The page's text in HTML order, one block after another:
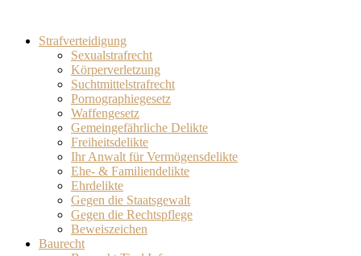
Strafverteidigung
Sexualstrafrecht
Körperverletzung
Suchtmittelstrafrecht
Pornographiegesetz
Waffengesetz
Gemeingefährliche Delikte
Freiheitsdelikte
Ihr Anwalt für Vermögensdelikte
Ehe- & Familiendelikte
Ehrdelikte
Gegen die Staatsgewalt
Gegen die Rechtspflege
Beweiszeichen
Baurecht